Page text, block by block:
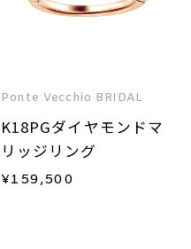
Ponte Vecchio BRIDAL
K18PGダイヤモンドマ
リッジリング
¥159,500